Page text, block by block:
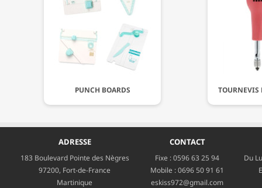
PUNCH BOARDS TOURNEVIS
ADRESSE
183 Boulevard Pointe des Nègres
97200, Fort-de-France
Martinique
CONTACT
Fixe :0596 63 25 94
Mobile :0696 50 91 61
eskiss972@gmail.com
Du